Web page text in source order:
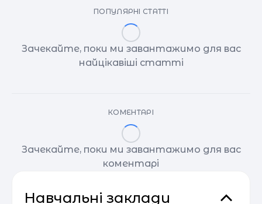
ПОПУЛЯРНІ СТАТТІ
Зачекайте, поки ми завантажимо для вас
найцікавіші статті
КОМЕНТАРІ
Зачекайте, поки ми завантажимо для вас
коментарі
Навчальні заклади